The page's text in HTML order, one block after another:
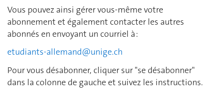
Vous pouvez ainsi gérer vous-même votre
abonnement et également contacter les autres
abonnés en envoyant un courriel à :
etudiants-allemand@unige.ch
Pour vous désabonner, cliquer sur "se désabonner"
dans la colonne de gauche et suivez les instructions.